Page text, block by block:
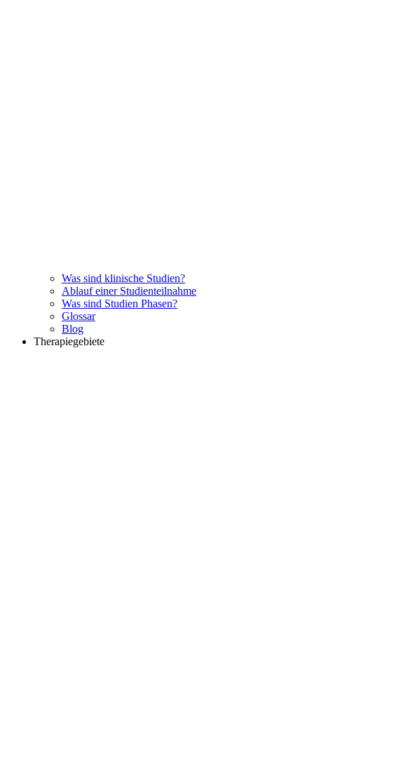
Was sind klinische Studien?
Ablauf einer Studienteilnahme
Was sind Studien Phasen?
Glossar
Blog
Therapiegebiete